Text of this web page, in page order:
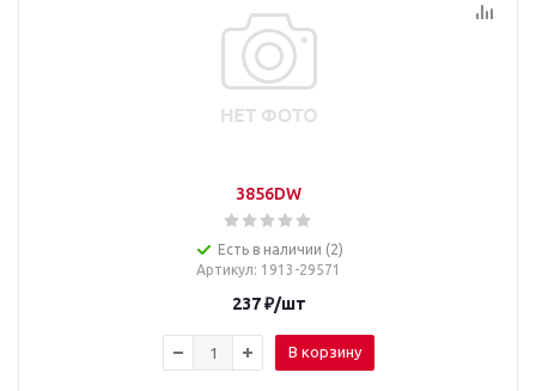
3856DW
Есть в наличии (2)
Артикул: 1913-29571
237₽/шт
В корзину